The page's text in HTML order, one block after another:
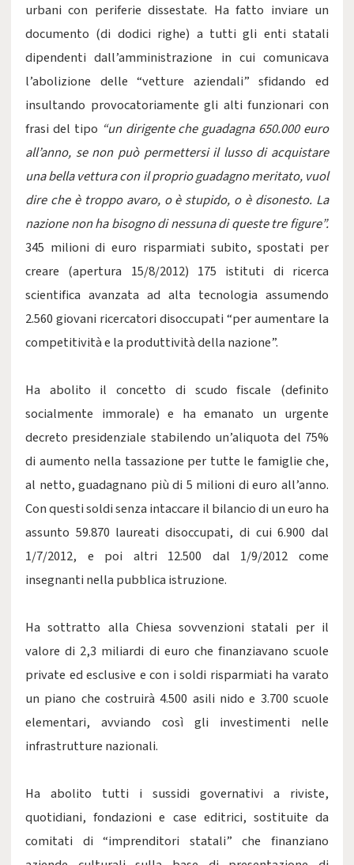
urbani con periferie dissestate. Ha fatto inviare un
documento (di dodici righe) a tutti gli enti statali
dipendenti dall’amministrazione in cui comunicava
l’abolizione delle “vetture aziendali” sfidando ed
insultando provocatoriamente gli alti funzionari con
frasi del tipo “un dirigente che guadagna 650.000 euro
all’anno, se non può permettersi il lusso di acquistare
una bella vettura con il proprio guadagno meritato, vuol
dire che è troppo avaro, o è stupido, o è disonesto. La
nazione non ha bisogno di nessuna di queste tre figure”.
345 milioni di euro risparmiati subito, spostati per
creare (apertura 15/8/2012) 175 istituti di ricerca
scientifica avanzata ad alta tecnologia assumendo
2.560 giovani ricercatori disoccupati “per aumentare la
competitività e la produttività della nazione”.
Ha abolito il concetto di scudo fiscale (definito
socialmente immorale) e ha emanato un urgente
decreto presidenziale stabilendo un’aliquota del 75%
di aumento nella tassazione per tutte le famiglie che,
al netto, guadagnano più di 5 milioni di euro all’anno.
Con questi soldi senza intaccare il bilancio di un euro ha
assunto 59.870 laureati disoccupati, di cui 6.900 dal
1/7/2012, e poi altri 12.500 dal 1/9/2012 come
insegnanti nella pubblica istruzione.
Ha sottratto alla Chiesa sovvenzioni statali per il
valore di 2,3 miliardi di euro che finanziavano scuole
private ed esclusive e con i soldi risparmiati ha varato
un piano che costruirà 4.500 asili nido e 3.700 scuole
elementari, avviando così gli investimenti nelle
infrastrutture nazionali.
Ha abolito tutti i sussidi governativi a riviste,
quotidiani, fondazioni e case editrici, sostituite da
comitati di “imprenditori statali” che finanziano